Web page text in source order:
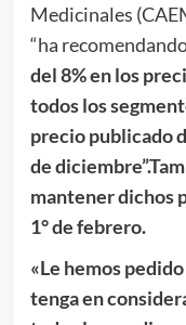
Medicinales
“ha
del8% en los
todos los
precio publicado
de diciembre”.
mantener dichos
1° de febrero.
«Le hemos
tenga en